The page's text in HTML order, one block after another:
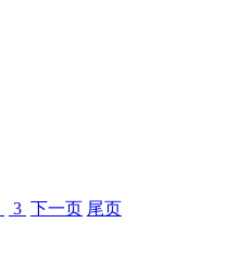
3 下一页 尾页